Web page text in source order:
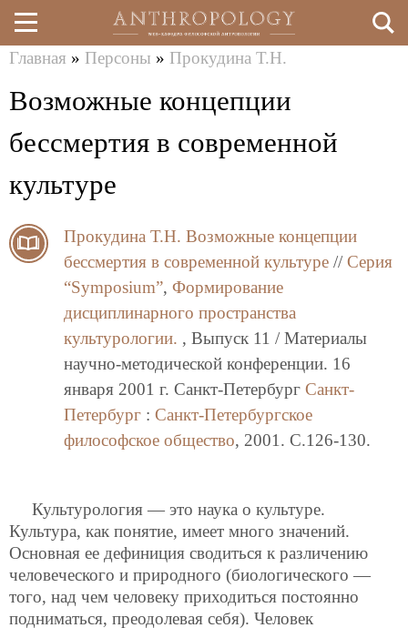
Перейти
к
здесь
Главная » Персоны » Прокудина Т.Н.
Возможные концепции
бессмертия в современной
культуре
Прокудина Т.Н. Возможные концепции
бессмертия в современной культуре // Серия
“Symposium”, Формирование
дисциплинарного пространства
культурологии. , Выпуск 11 / Материалы
научно-методической конференции. 16
января 2001 г. Санкт-Петербург Санкт-
Петербург : Санкт-Петербургское
философское общество, 2001. C.126-130.
Культурология — это наука о культуре.
Культура, как понятие, имеет много значений.
Основная ее дефиниция сводиться к различению
человеческого и природного (биологического —
того, над чем человеку приходиться постоянно
подниматься, преодолевая себя). Человек